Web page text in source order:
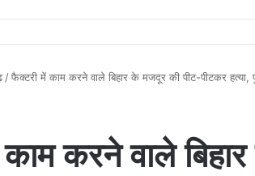
/फैक्टरी में काम करने वाले बिहार के मजदूर की पीट-पीटकर हत्या,
करने वाले